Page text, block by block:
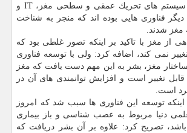
افزود: علاوه بر آن سیستم های تحریك عمقی و سطحی مغز، IT و
دیگر فناوری هایی بوده اند كه منجر به شناخت
مغز شدند.
از مغز با تاكید بر اینكه تصور غلطی بود كه
نمی كند، اضافه كرد: ولی با توسعه فناوری
مغز، بشر به این مهم دست یافت كه مغز
تغییر است و افزایش توانمندی های آن در
است.
اینكه توسعه این فناوری ها سبب شد كه امروز
دنیا مربوط به عصب شناسی و باز بیماری
تصریح كرد: علاوه بر آن بشر دریافت كه